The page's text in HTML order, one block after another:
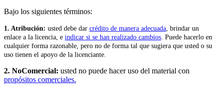
Bajo los siguientes términos:
1. Atribución: usted debe dar crédito de manera adecuada, brindar un
enlace a la licencia, e indicar si se han realizado cambios. Puede hacerlo en
cualquier forma razonable, pero no de forma tal que sugiera que usted o su
uso tienen el apoyo de la licenciante.
2. NoComercial: usted no puede hacer uso del material con
propósitos comerciales.